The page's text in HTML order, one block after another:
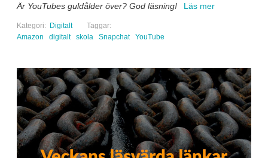
Är YouTubes guldålder över? God läsning!
Läs mer
Kategori: Digitalt
Taggar:
Amazon
digitalt skola Snapchat YouTube